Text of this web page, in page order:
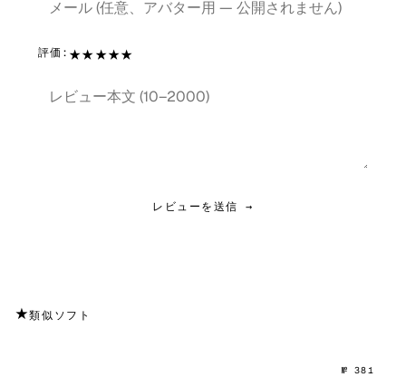
評価: ★★★★★
レビューを送信 →
★類似ソフト
№ 381